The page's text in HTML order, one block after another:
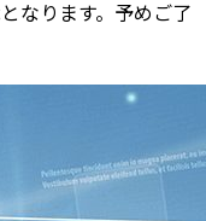
なります。予めご了